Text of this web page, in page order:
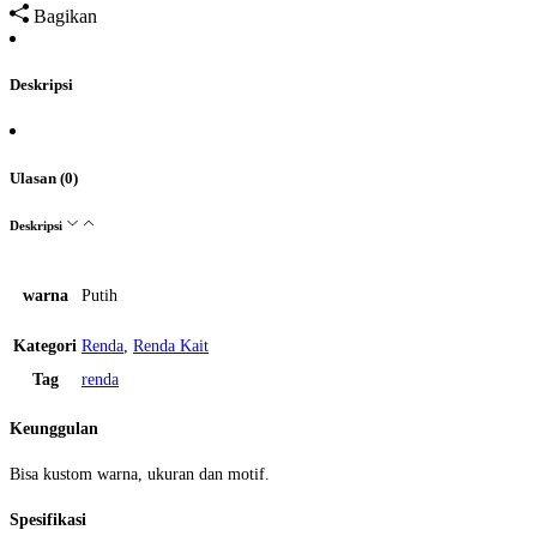
Bagikan
Deskripsi
Ulasan (0)
Deskripsi
warna Putih
Kategori Renda, Renda Kait
Tag
renda
Keunggulan
Bisa kustom warna, ukuran dan motif.
Spesifikasi